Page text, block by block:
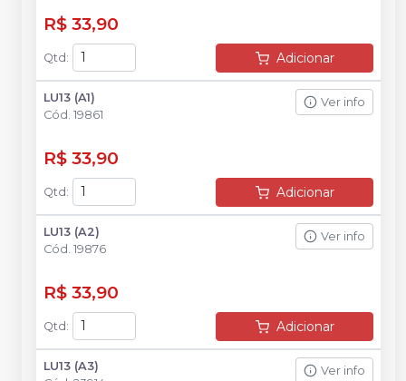
R$ 33,90
Qtd : Adicionar
LU13 (A1)
Cód. 19861
Ver info
R$ 33,90
Qtd : Adicionar
LU13 (A2)
Cód. 19876
Ver info
R$ 33,90
Qtd : Adicionar
LU13 (A3)
Ver info